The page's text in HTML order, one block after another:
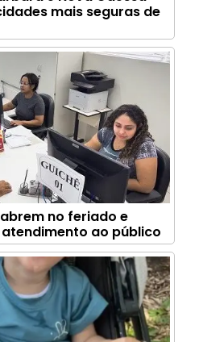
mais seguras de
no feriado e
ao público